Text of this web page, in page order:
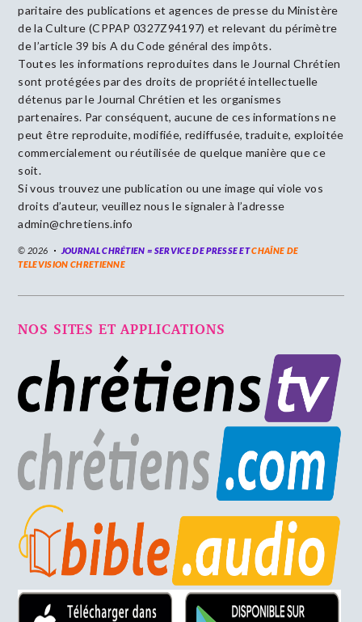
paritaire des publications et agences de presse du Ministère
de la Culture (CPPAP 0327Z94197) et relevant du périmètre
de l’article 39 bis A du Code général des impôts.
Toutes les informations reproduites dans le Journal Chrétien
sont protégées par des droits de propriété intellectuelle
détenus par le Journal Chrétien et les organismes
partenaires. Par conséquent, aucune de ces informations ne
peut être reproduite, modifiée, rediffusée, traduite, exploitée
commercialement ou réutilisée de quelque manière que ce
soit.
Si vous trouvez une publication ou une image qui viole vos
droits d’auteur, veuillez nous le signaler à l’adresse
admin@chretiens.info
© 2026 JOURNAL CHRÉTIEN = SERVICE DE PRESSE ETCHAÎNE DE
TELEVISION CHRETIENNE
NOS SITES ET APPLICATIONS